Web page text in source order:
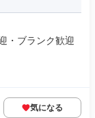
・ブランク歓迎
気になる